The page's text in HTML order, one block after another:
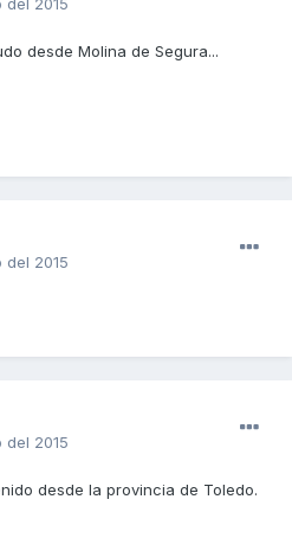
del 2015
desde Molina de Segura...
del 2015
del 2015
desde la provincia de Toledo.